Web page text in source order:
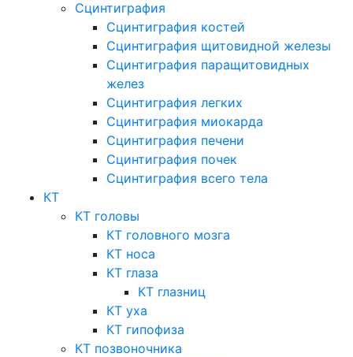
Сцинтиграфия
Сцинтиграфия костей
Сцинтиграфия щитовидной железы
Сцинтиграфия паращитовидных
желез
Сцинтиграфия легких
Сцинтиграфия миокарда
Сцинтиграфия печени
Сцинтиграфия почек
Сцинтиграфия всего тела
КТ
КТ головы
КТ головного мозга
КТ носа
КТ глаза
КТ глазниц
КТ уха
КТ гипофиза
КТ позвоночника